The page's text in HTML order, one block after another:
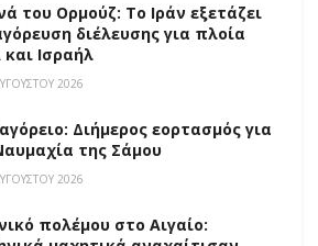
του Ορμούζ: Το Ιράν εξετάζει
διέλευσης για πλοία
Ισραήλ
2026
Διήμερος εορτασμός για
της Σάμου
2026
πολέμου στο Αιγαίο: